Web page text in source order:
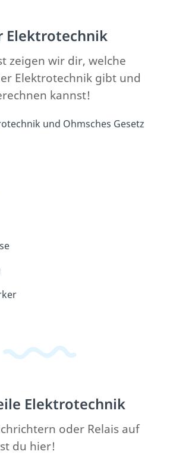
Elektrotechnik
zeigen wir dir, welche
Elektrotechnik gibt und
kannst!
und Ohmsches Gesetz
Elektrotechnik
oder Relais auf
du hier!